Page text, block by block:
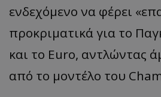
ενδεχόμενο να φέρει
προκριματικά για το
και το Euro, αντλώντας
από το μοντέλο του